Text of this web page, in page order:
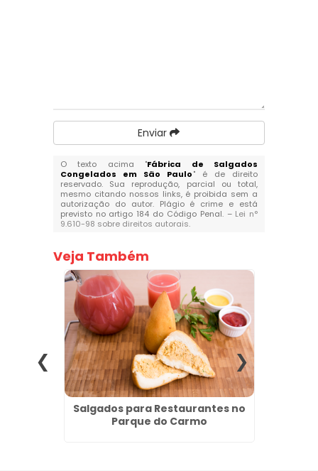
Enviar
O texto acima "Fábrica de Salgados
Congelados em São Paulo" é de direito
reservado. Sua reprodução, parcial ou total,
mesmo citando nossos links, é proibida sem a
autorização do autor. Plágio é crime e está
previsto no artigo 184 do Código Penal. – Lei n°
9.610-98 sobre direitos autorais.
Veja Também
Salgados para Restaurantes no
Parque do Carmo